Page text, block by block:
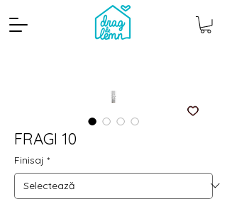
FRAGI 10
Finisaj *